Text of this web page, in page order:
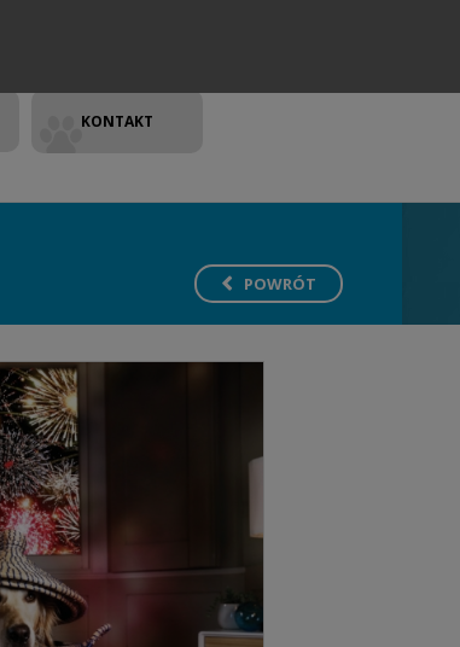
KONTAKT
POWRÓT